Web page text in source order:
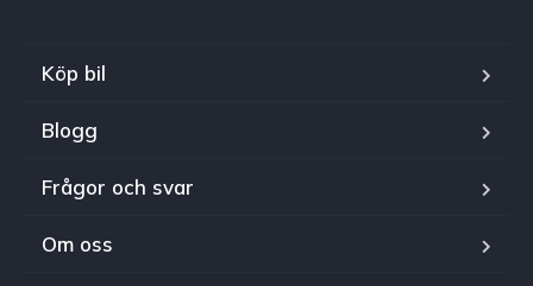
Köp bil
Blogg
Frågor och svar
Om oss